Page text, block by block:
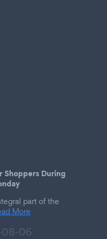
Shoppers During
part of the
More
06